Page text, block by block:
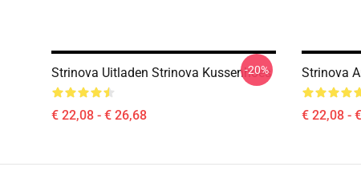
Strinova Uitladen Strinova Kussenhoes
€ 22,08 - € 26,68
-20% Strinova
€ 22,08 -